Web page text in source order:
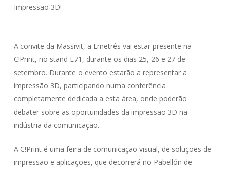
Impressão 3D!
A convite da Massivit, a Emetrês vai estar presente na
C!Print, no stand E71, durante os dias 25, 26 e 27 de
setembro. Durante o evento estarão a representar a
impressão 3D, participando numa conferência
completamente dedicada a esta área, onde poderão
debater sobre as oportunidades da impressão 3D na
indústria da comunicação.
A C!Print é uma feira de comunicação visual, de soluções de
impressão e aplicações, que decorrerá no Pabellón de